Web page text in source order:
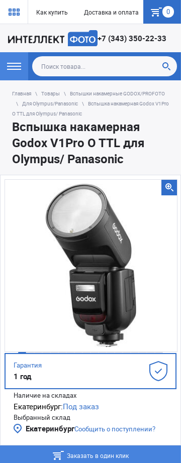
Как купить Доставка и оплата Гарантия
0
+7 (343) 350-22-33
Главная Товары
Вспышки накамерные GODOX/PROFOTO
Для Olympus/Panasonic
Вспышка накамерная Godox V1Pro
O TTL для Olympus/ Panasonic
Вспышка накамерная
Godox V1Pro O TTL для
Olympus/ Panasonic
Гарантия
1 год
Наличие на складах
Екатеринбург:Под заказ
Выбранный склад
ЕкатеринбургСообщить о поступлении?
Заказать в один клик